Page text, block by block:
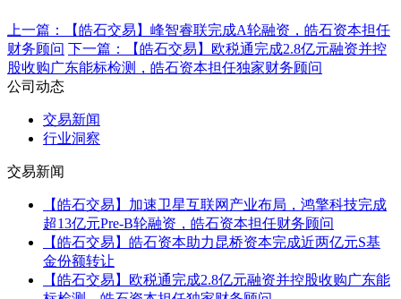
上一篇：
【皓石交易】峰智睿联完成A轮融资，皓石资本担任
财务顾问 下一篇：
【皓石交易】欧税通完成2.8亿元融资并控
股收购广东能标检测，皓石资本担任独家财务顾问
公司动态
交易新闻
行业洞察
交易新闻
【皓石交易】加速卫星互联网产业布局，鸿擎科技完成
超13亿元Pre-B轮融资，皓石资本担任财务顾问
【皓石交易】皓石资本助力昆桥资本完成近两亿元S基
金份额转让
【皓石交易】欧税通完成2.8亿元融资并控股收购广东能